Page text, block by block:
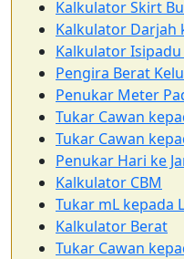
Kalkulator Skirt
Kalkulator Darjah
Kalkulator
Pengira Berat
Penukar Meter
Tukar Cawan
Tukar Cawan
Penukar Hari ke
Kalkulator CBM
Tukar mL kepada L
Kalkulator Berat
Tukar Cawan